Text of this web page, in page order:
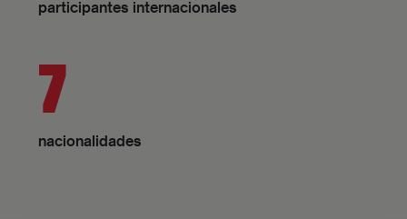
participantes internacionales
7
nacionalidades